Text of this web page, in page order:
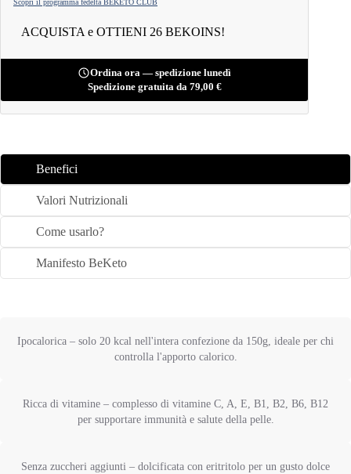
Scopri il programma fedeltà BEKETO CLUB
ACQUISTA e OTTIENI 26 BEKOINS!
Ordina ora — spedizione lunedì
Spedizione gratuita da 79,00 €
Benefici
Valori Nutrizionali
Come usarlo?
Manifesto BeKeto
Ipocalorica – solo 20 kcal nell'intera confezione da 150g, ideale per chi
controlla l'apporto calorico.
Ricca di vitamine – complesso di vitamine C, A, E, B1, B2, B6, B12
per supportare immunità e salute della pelle.
Senza zuccheri aggiunti – dolcificata con eritritolo per un gusto dolce